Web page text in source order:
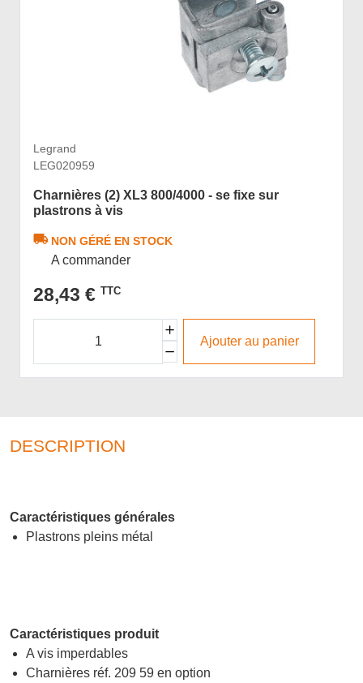
Legrand
LEG020959
Charnières (2) XL3 800/4000 - se fixe sur
plastrons à vis
NON GÉRÉ EN STOCK
A commander
28,43 € TTC
Ajouter au panier
DESCRIPTION
Caractéristiques générales
Plastrons pleins métal
Caractéristiques produit
A vis imperdables
Charnières réf. 209 59 en option